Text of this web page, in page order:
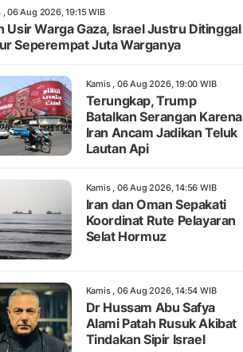
, 06 Aug 2026, 19:15 WIB
Usir Warga Gaza, Israel Justru Ditinggal
Seperempat Juta Warganya
Kamis , 06 Aug 2026, 19:00 WIB
Terungkap, Trump
Batalkan Serangan Karena
Iran Ancam Jadikan Teluk
Lautan Api
Kamis , 06 Aug 2026, 14:56 WIB
Iran dan Oman Sepakati
Koordinat Rute Pelayaran
Selat Hormuz
Kamis , 06 Aug 2026, 14:54 WIB
Dr Hussam Abu Safya
Alami Patah Rusuk Akibat
Tindakan Sipir Israel